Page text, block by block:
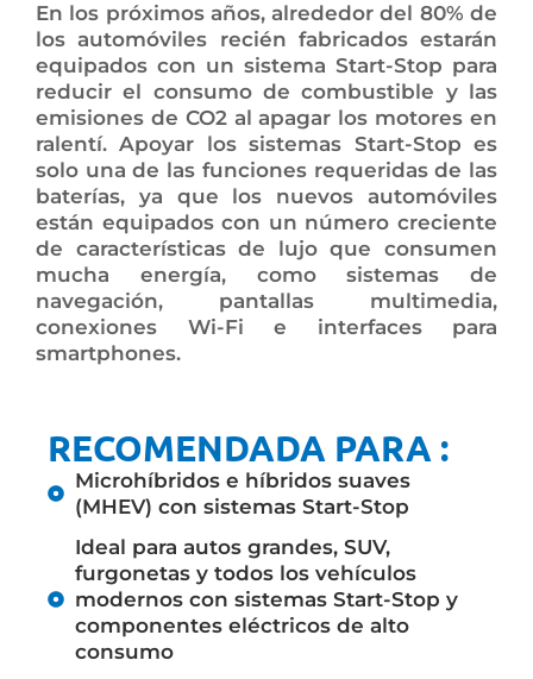
En los próximos años, alrededor del 80% de
los automóviles recién fabricados estarán
equipados con un sistema Start-Stop para
reducir el consumo de combustible y las
emisiones de CO2 al apagar los motores en
ralentí. Apoyar los sistemas Start-Stop es
solo una de las funciones requeridas de las
baterías, ya que los nuevos automóviles
están equipados con un número creciente
de características de lujo que consumen
mucha energía, como sistemas de
navegación, pantallas multimedia,
conexiones Wi-Fi e interfaces para
smartphones.
RECOMENDADA PARA :
Microhíbridos e híbridos suaves
(MHEV) con sistemas Start-Stop
Ideal para autos grandes, SUV,
furgonetas y todos los vehículos
modernos con sistemas Start-Stop y
componentes eléctricos de alto
consumo